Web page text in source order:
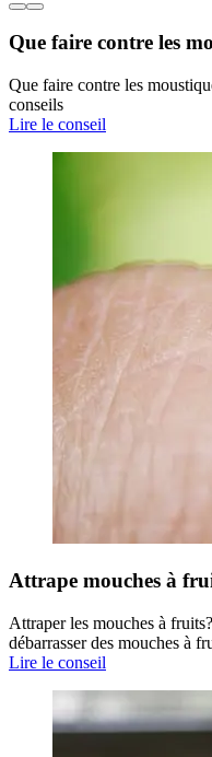
Que faire contre les
Que faire contre les
conseils
Lire le conseil
Attrape mouches à
Attraper les mouches à
débarrasser des mouches à
Lire le conseil